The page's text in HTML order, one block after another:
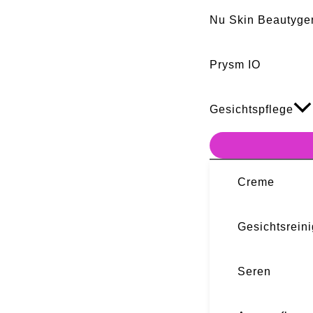
Nu Skin
Prysm IO
Gesichtspflege
Creme
Seren